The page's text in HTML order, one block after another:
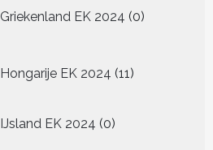
Griekenland EK 2024 0
producten
Hongarije EK 2024 11
producten
IJsland EK 2024 00